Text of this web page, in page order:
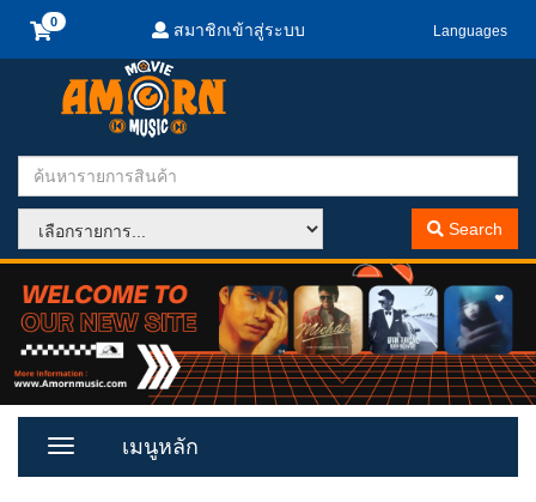
สมาชิกเข้าสู่ระบบ Languages
Search
Toggle
เมนูหลัก